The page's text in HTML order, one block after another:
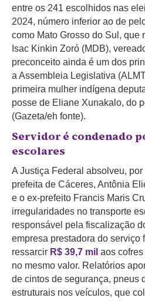
entre os 241 escolhidos nas
2024, número inferior ao de
como Mato Grosso do Sul, que
Isac Kinkin Zoró (MDB),
preconceito ainda é um dos
a Assembleia Legislativa
primeira mulher indígena
posse de Eliane Xunakalo, do
(Gazeta/eh fonte).
Servidor é condenado
escolares
A Justiça Federal absolveu,
prefeita de Cáceres, Antônia
e o ex-prefeito Francis Maris
irregularidades no transporte
responsável pela fiscalização
empresa prestadora do serviço
ressarcir R$ 39,7 mil aos
no mesmo valor. Relatórios
de cintos de segurança, pneus
estruturais nos veículos, que